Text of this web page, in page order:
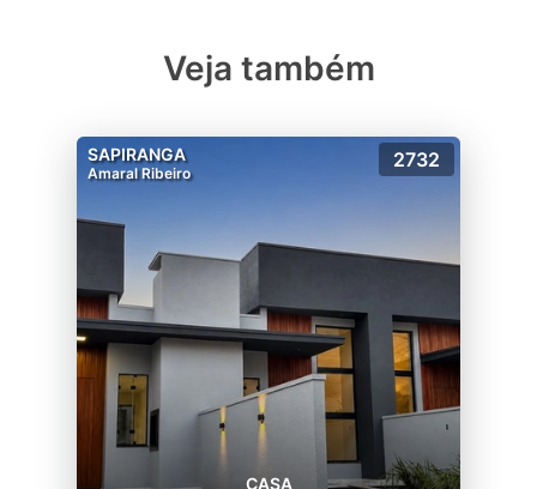
Veja também
SAPIRANGA
Amaral Ribeiro
2732
CASA